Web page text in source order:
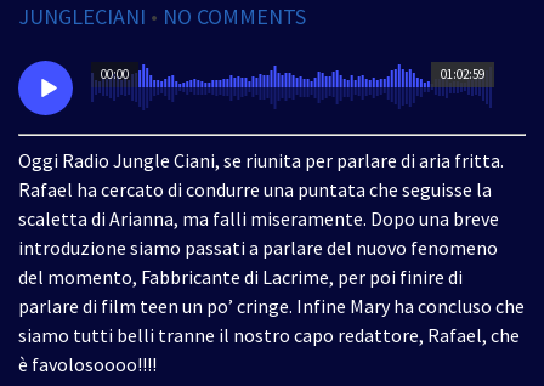
JUNGLECIANI • NO COMMENTS
01:02:59
00:00
Oggi Radio Jungle Ciani, se riunita per parlare di aria fritta.
Rafael ha cercato di condurre una puntata che seguisse la
scaletta di Arianna, ma falli miseramente. Dopo una breve
introduzione siamo passati a parlare del nuovo fenomeno
del momento, Fabbricante di Lacrime, per poi finire di
parlare di film teen un po’ cringe. Infine Mary ha concluso che
siamo tutti belli tranne il nostro capo redattore, Rafael, che
è favolosoooo!!!!